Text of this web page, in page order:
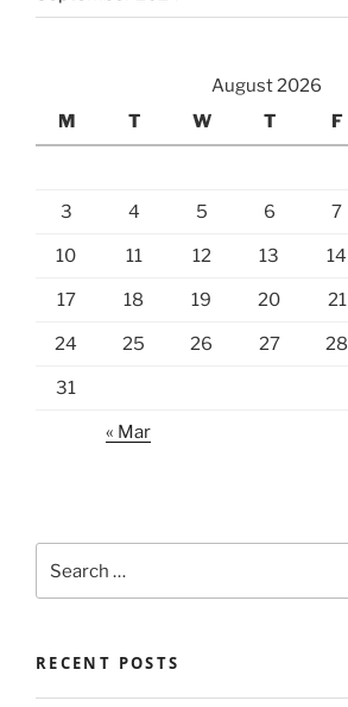
August 2026
M
T W T F
3 4 5 6 7
10 11 12 13 14
17 18 19 20 21
24 25 26 27 28
31
« Mar
for:
RECENT POSTS